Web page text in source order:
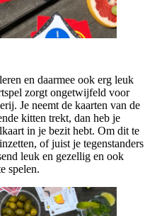
en daarmee ook erg leuk
zorgt ongetwijfeld voor
Je neemt de kaarten van de
kitten trekt, dan heb je
in je bezit hebt. Om dit te
of juist je tegenstanders
leuk en gezellig en ook
spelen.